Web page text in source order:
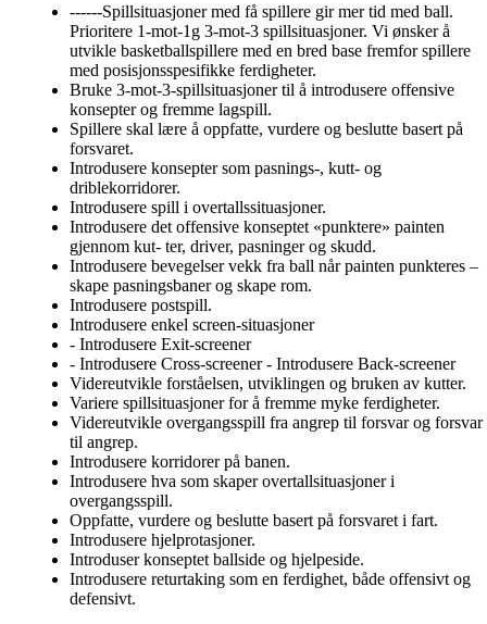
------Spillsituasjoner med få spillere gir mer tid med ball.
Prioritere 1-mot-1g 3-mot-3 spillsituasjoner. Vi ønsker å
utvikle basketballspillere med en bred base fremfor spillere
med posisjonsspesifikke ferdigheter.
Bruke 3-mot-3-spillsituasjoner til å introdusere offensive
konsepter og fremme lagspill.
Spillere skal lære å oppfatte, vurdere og beslutte basert på
forsvaret.
Introdusere konsepter som pasnings-, kutt- og
driblekorridorer.
Introdusere spill i overtallssituasjoner.
Introdusere det offensive konseptet «punktere» painten
gjennom kut- ter, driver, pasninger og skudd.
Introdusere bevegelser vekk fra ball når painten punkteres –
skape pasningsbaner og skape rom.
Introdusere postspill.
Introdusere enkel screen-situasjoner
- Introdusere Exit-screener
- Introdusere Cross-screener - Introdusere Back-screener
Videreutvikle forståelsen, utviklingen og bruken av kutter.
Variere spillsituasjoner for å fremme myke ferdigheter.
Videreutvikle overgangsspill fra angrep til forsvar og forsvar
til angrep.
Introdusere korridorer på banen.
Introdusere hva som skaper overtallsituasjoner i
overgangsspill.
Oppfatte, vurdere og beslutte basert på forsvaret i fart.
Introdusere hjelprotasjoner.
Introduser konseptet ballside og hjelpeside.
Introdusere returtaking som en ferdighet, både offensivt og
defensivt.